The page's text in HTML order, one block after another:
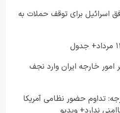
اسرائیل برای توقف حملات به
خارجه ایران وارد نجف
تداوم حضور نظامی آمریکا
ندارد+ ویدیو